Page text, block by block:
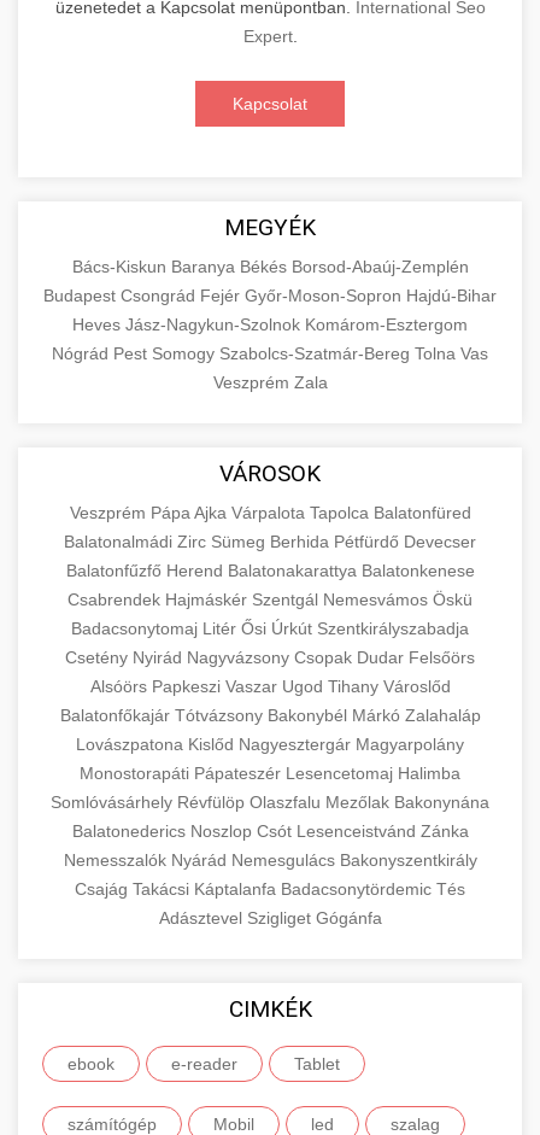
üzenetedet a Kapcsolat menüpontban. International Seo
Expert.
Kapcsolat
MEGYÉK
Bács-Kiskun Baranya Békés Borsod-Abaúj-Zemplén
Budapest Csongrád Fejér Győr-Moson-Sopron Hajdú-Bihar
Heves Jász-Nagykun-Szolnok Komárom-Esztergom
Nógrád Pest Somogy Szabolcs-Szatmár-Bereg Tolna Vas
Veszprém Zala
VÁROSOK
Veszprém Pápa Ajka Várpalota Tapolca Balatonfüred
Balatonalmádi Zirc Sümeg Berhida Pétfürdő Devecser
Balatonfűzfő Herend Balatonakarattya Balatonkenese
Csabrendek Hajmáskér Szentgál Nemesvámos Öskü
Badacsonytomaj Litér Ősi Úrkút Szentkirályszabadja
Csetény Nyirád Nagyvázsony Csopak Dudar Felsőörs
Alsóörs Papkeszi Vaszar Ugod Tihany Városlőd
Balatonfőkajár Tótvázsony Bakonybél Márkó Zalahaláp
Lovászpatona Kislőd Nagyesztergár Magyarpolány
Monostorapáti Pápateszér Lesencetomaj Halimba
Somlóvásárhely Révfülöp Olaszfalu Mezőlak Bakonynána
Balatonederics Noszlop Csót Lesenceistvánd Zánka
Nemesszalók Nyárád Nemesgulács Bakonyszentkirály
Csajág Takácsi Káptalanfa Badacsonytördemic Tés
Adásztevel Szigliget Gógánfa
CIMKÉK
ebook e-reader Tablet
számítógép Mobil led szalag